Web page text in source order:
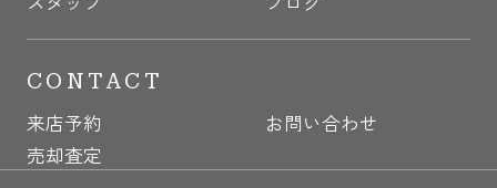
CONTACT
来店予約
お問い合わせ
売却査定